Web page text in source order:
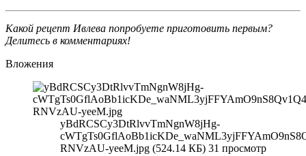
Какой рецепт Ивлева попробуете приготовить первым?
Делитесь в комментариях!
Вложения
yBdRCSCy3DtRlvvTmNgnW8jHg-
RNVzAU-yeeM.jpg (524.14 КБ) 31 просмотр